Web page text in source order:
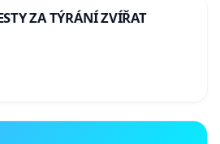
ZA TÝRÁNÍ ZVÍŘAT